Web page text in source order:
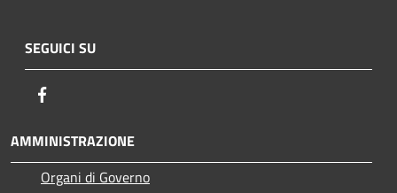
SEGUICI SU
AMMINISTRAZIONE
Organi di Governo